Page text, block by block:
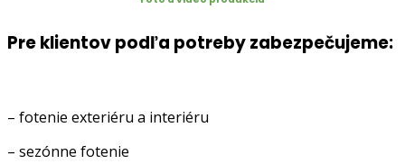
Pre klientov podľa potreby zabezpečujeme:
– fotenie exteriéru a interiéru
– sezónne fotenie